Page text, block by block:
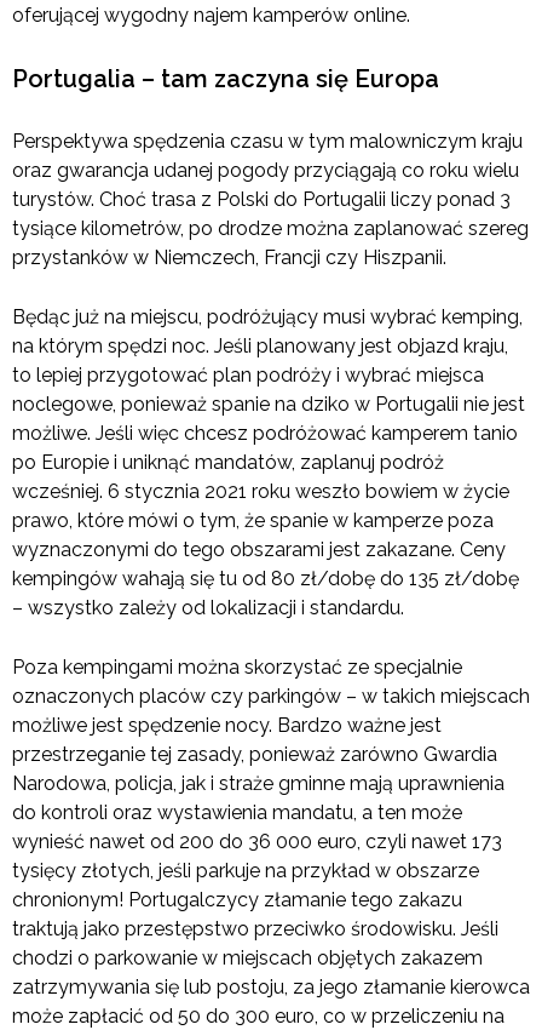
oferującej wygodny najem kamperów online.
Portugalia – tam zaczyna się Europa
Perspektywa spędzenia czasu w tym malowniczym kraju
oraz gwarancja udanej pogody przyciągają co roku wielu
turystów. Choć trasa z Polski do Portugalii liczy ponad 3
tysiące kilometrów, po drodze można zaplanować szereg
przystanków w Niemczech, Francji czy Hiszpanii.
Będąc już na miejscu, podróżujący musi wybrać kemping,
na którym spędzi noc. Jeśli planowany jest objazd kraju,
to lepiej przygotować plan podróży i wybrać miejsca
noclegowe, ponieważ spanie na dziko w Portugalii nie jest
możliwe. Jeśli więc chcesz podróżować kamperem tanio
po Europie i uniknąć mandatów, zaplanuj podróż
wcześniej. 6 stycznia 2021 roku weszło bowiem w życie
prawo, które mówi o tym, że spanie w kamperze poza
wyznaczonymi do tego obszarami jest zakazane. Ceny
kempingów wahają się tu od 80 zł/dobę do 135 zł/dobę
– wszystko zależy od lokalizacji i standardu.
Poza kempingami można skorzystać ze specjalnie
oznaczonych placów czy parkingów – w takich miejscach
możliwe jest spędzenie nocy. Bardzo ważne jest
przestrzeganie tej zasady, ponieważ zarówno Gwardia
Narodowa, policja, jak i straże gminne mają uprawnienia
do kontroli oraz wystawienia mandatu, a ten może
wynieść nawet od 200 do 36 000 euro, czyli nawet 173
tysięcy złotych, jeśli parkuje na przykład w obszarze
chronionym! Portugalczycy złamanie tego zakazu
traktują jako przestępstwo przeciwko środowisku. Jeśli
chodzi o parkowanie w miejscach objętych zakazem
zatrzymywania się lub postoju, za jego złamanie kierowca
może zapłacić od 50 do 300 euro, co w przeliczeniu na